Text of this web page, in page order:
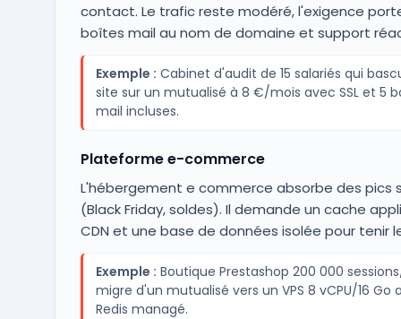
contact. Le trafic reste modéré, l'exigence porte
boîtes mail au nom de domaine et support
Exemple : Cabinet d'audit de 15 salariés qui
site sur un mutualisé à 8 €/mois avec SSL et 5
mail incluses.
Plateforme e-commerce
L'hébergement e commerce absorbe des pics
(Black Friday, soldes). Il demande un cache
CDN et une base de données isolée pour tenir
Exemple : Boutique Prestashop 200 000
migre d'un mutualisé vers un VPS 8 vCPU/16 Go
Redis managé.